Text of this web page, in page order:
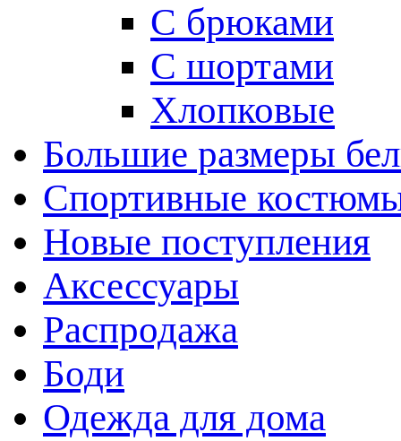
С брюками
С шортами
Хлопковые
Большие размеры
Спортивные
Новые поступления
Аксессуары
Распродажа
Боди
Одежда для дома